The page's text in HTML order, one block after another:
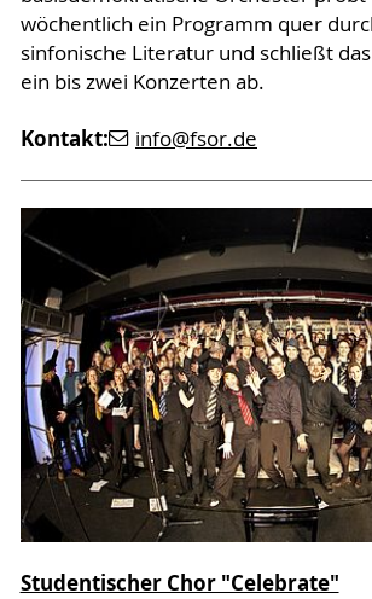
wöchentlich ein Programm quer
sinfonische Literatur und schließt
ein bis zwei Konzerten ab.
Kontakt: info@fsor.de
Studentischer Chor "Celebrate"